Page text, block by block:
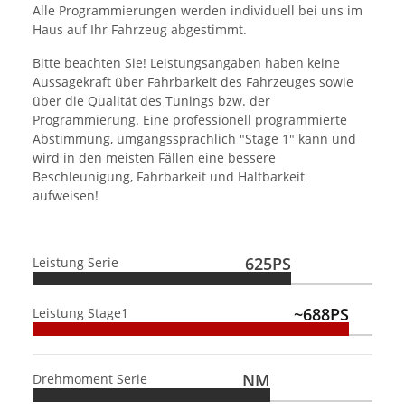
Alle Programmierungen werden individuell bei uns im
Haus auf Ihr Fahrzeug abgestimmt.
Bitte beachten Sie! Leistungsangaben haben keine
Aussagekraft über Fahrbarkeit des Fahrzeuges sowie
über die Qualität des Tunings bzw. der
Programmierung. Eine professionell programmierte
Abstimmung, umgangssprachlich "Stage 1" kann und
wird in den meisten Fällen eine bessere
Beschleunigung, Fahrbarkeit und Haltbarkeit
aufweisen!
Leistung Serie 625PS
Leistung Stage1 ~688PS
Drehmoment Serie NM